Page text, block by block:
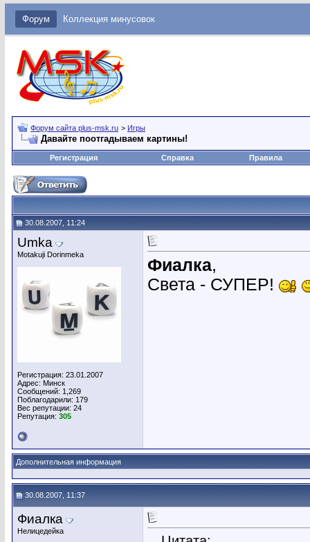
Форум Коллекция минусовок
Форум сайта plus-msk.ru > Игры
Давайте поотгадываем картины!
Регистрация Справка Правила
30.08.2007, 11:24
Umka
Motakuji Dorinmeka
Регистрация: 23.01.2007
Адрес: Минск
Сообщений: 1,269
Поблагодарили: 179
Вес репутации: 24
Репутация: 305
Фиалка,
Света - СУПЕР!
Дополнительная информация
30.08.2007, 11:37
Фиалка
Нелицедейка